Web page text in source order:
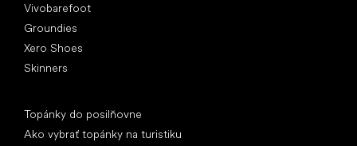
Vivobarefoot
Groundies
Xero Shoes
Skinners
Topánky do posilňovne
Ako vybrať topánky na turistiku